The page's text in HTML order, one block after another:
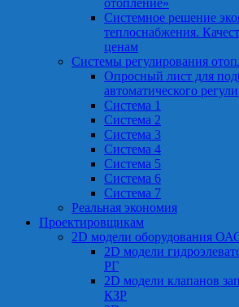
отопление»
Системное решение
теплоснабжения.
ценам
Системы регулирования
Опросный лист для
автоматического
Система 1
Система 2
Система 3
Система 4
Система 5
Система 6
Система 7
Реальная экономия
Проектировщикам
2D модели оборудования
2D модели
РГ
2D модели клапанов
КЗР